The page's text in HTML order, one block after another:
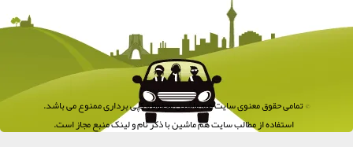
© تمامی حقوق معنوی سایت هم ماشین محفوظ و کپی برداری ممنوع می باشد.
استفاده از مطالب سایت هم ماشین با ذکر نام و لینک منبع مجاز است.